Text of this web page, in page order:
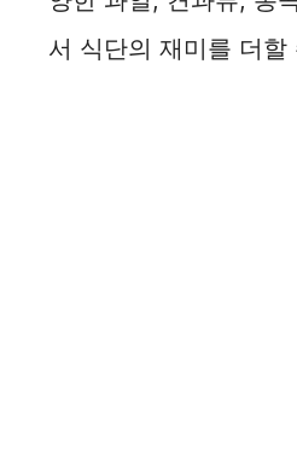
서 식단의 재미를 더할